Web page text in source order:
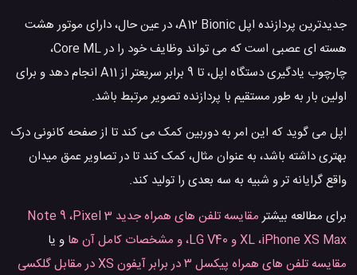
جدیدترین پردازنده اپل A12 Bionic، در عین حال، دارای موتور هشت
هسته ای عصبی است که می تواند وظایف خود را در Core ML،
چارچوب یادگیری دستگاه اپل، تا 9 برابر سریعتر از A11 انجام دهد و برای
اولین بار به طور مستقیم با پردازنده تصویر مرتبط باشد.
اپل می گوید که این امر به دوربین کمک می کند تا از صفحه کانونی درک
بهتری داشته باشد، به عنوان مثال، کمک کند تا در تصاویر عمق میدان
واقع گرایانه تر و شبیه به سه بعدی را تولید کند.
برای مطالعه بیشتر
مقایسه تلفن های همراه جدید Note 9 ،Pixel 3
XL ،iPhone XS Max و LG V40، و مشخصات کامل آن ها
و یا
مقایسه تلفن های همراه پیکسل ۳ در برابر آیفون XS در مقابل گلکسی